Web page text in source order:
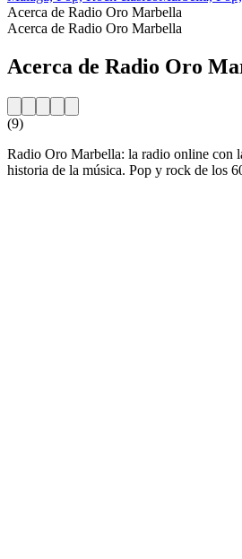
Acerca de Radio Oro Marbella
Acerca de Radio Oro Marbella
Acerca de Radio Oro
(9)
Radio Oro Marbella: la radio online con
historia de la música. Pop y rock de los